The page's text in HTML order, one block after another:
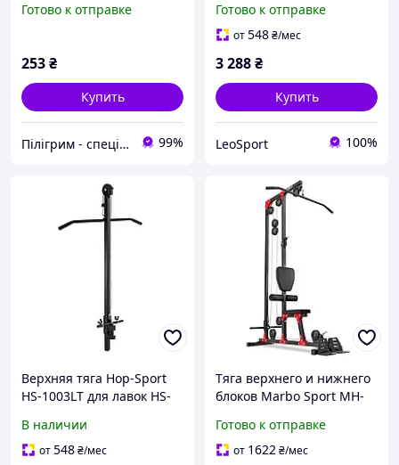
Готово к отправке
253₴
Купить
Пілігрим - спеціалізований велосипедний магазин 99%
Готово к отправке
от548₴/мес
3 288₴
Купить
LeoSport 100%
Верхняя тяга Hop-Sport
HS-1003LT для лавок HS-
лучшая цена с быстрой
доставкой по Украине
В наличии
от548₴/мес
Тяга верхнего и нижнего
блоков Marbo Sport MH-
Готово к отправке
от 1622₴/мес